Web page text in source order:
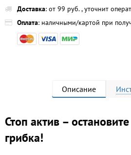
Доставка: от 99 руб. , уточнит
Оплата: наличными/картой при
Описание
Стоп актив –
грибка!